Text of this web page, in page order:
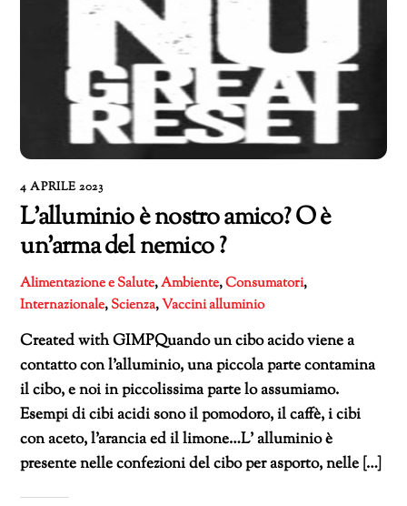
4 APRILE 2023
L’alluminio è nostro amico? O è
un’arma del nemico ?
Alimentazione e Salute,Ambiente,Consumatori,
Internazionale,Scienza,Vaccinialluminio
Created with GIMPQuando un cibo acido viene a
contatto con l’alluminio, una piccola parte contamina
il cibo, e noi in piccolissima parte lo assumiamo.
Esempi di cibi acidi sono il pomodoro, il caffè, i cibi
con aceto, l’arancia ed il limone…L’ alluminio è
presente nelle confezioni del cibo per asporto, nelle […]